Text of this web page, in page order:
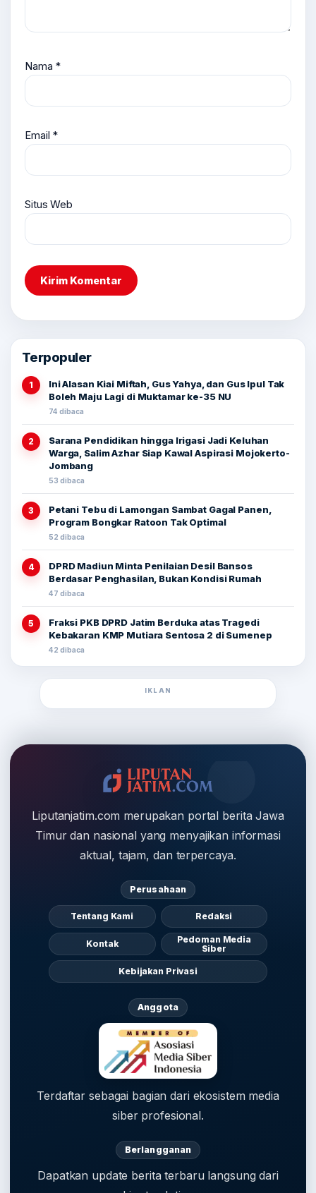
Nama *
Email *
Situs Web
Terpopuler
1
Ini Alasan Kiai Miftah, Gus Yahya, dan Gus Ipul Tak
Boleh Maju Lagi di Muktamar ke-35 NU
74 dibaca
2
Sarana Pendidikan hingga Irigasi Jadi Keluhan
Warga, Salim Azhar Siap Kawal Aspirasi Mojokerto-
Jombang
53 dibaca
3
Petani Tebu di Lamongan Sambat Gagal Panen,
Program Bongkar Ratoon Tak Optimal
52 dibaca
4
DPRD Madiun Minta Penilaian Desil Bansos
Berdasar Penghasilan, Bukan Kondisi Rumah
47 dibaca
5
Fraksi PKB DPRD Jatim Berduka atas Tragedi
Kebakaran KMP Mutiara Sentosa 2 di Sumenep
42 dibaca
IKLAN
Liputanjatim.com merupakan portal berita Jawa
Timur dan nasional yang menyajikan informasi
aktual, tajam, dan terpercaya.
Perusahaan
Tentang Kami Redaksi
Kontak
Pedoman Media
Siber
Kebijakan Privasi
Anggota
Terdaftar sebagai bagian dari ekosistem media
siber profesional.
Berlangganan
Dapatkan update berita terbaru langsung dari